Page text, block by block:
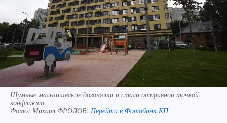
Шумные мальчишеские догонялки и стали отправной точкой
конфликта.
Фото: Михаил ФРОЛОВ. Перейти в Фотобанк КП